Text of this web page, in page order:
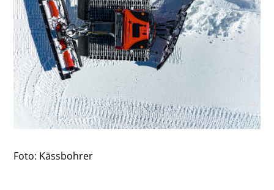
Foto: Kässbohrer